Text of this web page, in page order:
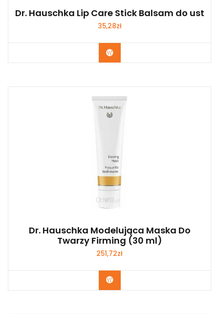
Dr. Hauschka Lip Care Stick Balsam do ust
35,28zł
Zobacz
Dr. Hauschka Modelująca Maska Do
Twarzy Firming (30 ml)
251,72zł
Zobacz